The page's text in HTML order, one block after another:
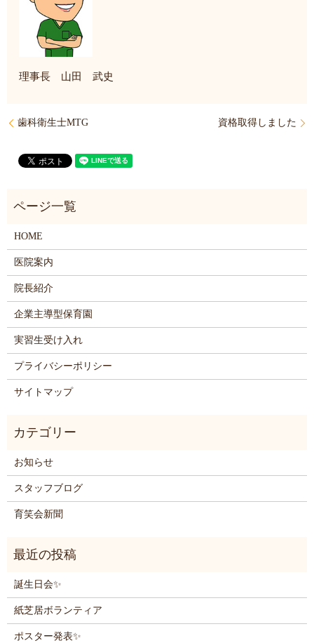
理事長 山田 武史
歯科衛生士MTG 資格取得しました
HOME
医院案内
院長紹介
企業主導型保育園
実習生受け入れ
プライバシーポリシー
サイトマップ
お知らせ
スタッフブログ
育笑会新聞
誕生日会✨
紙芝居ボランティア
ポスター発表✨